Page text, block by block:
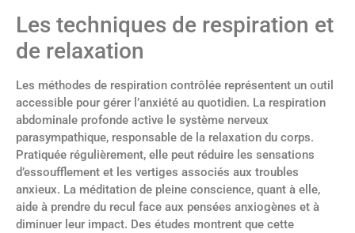
Les techniques de respiration et
de relaxation
Les méthodes de respiration contrôlée représentent un outil
accessible pour gérer l’anxiété au quotidien. La respiration
abdominale profonde active le système nerveux
parasympathique, responsable de la relaxation du corps.
Pratiquée régulièrement, elle peut réduire les sensations
d’essoufflement et les vertiges associés aux troubles
anxieux. La méditation de pleine conscience, quant à elle,
aide à prendre du recul face aux pensées anxiogènes et à
diminuer leur impact. Des études montrent que cette